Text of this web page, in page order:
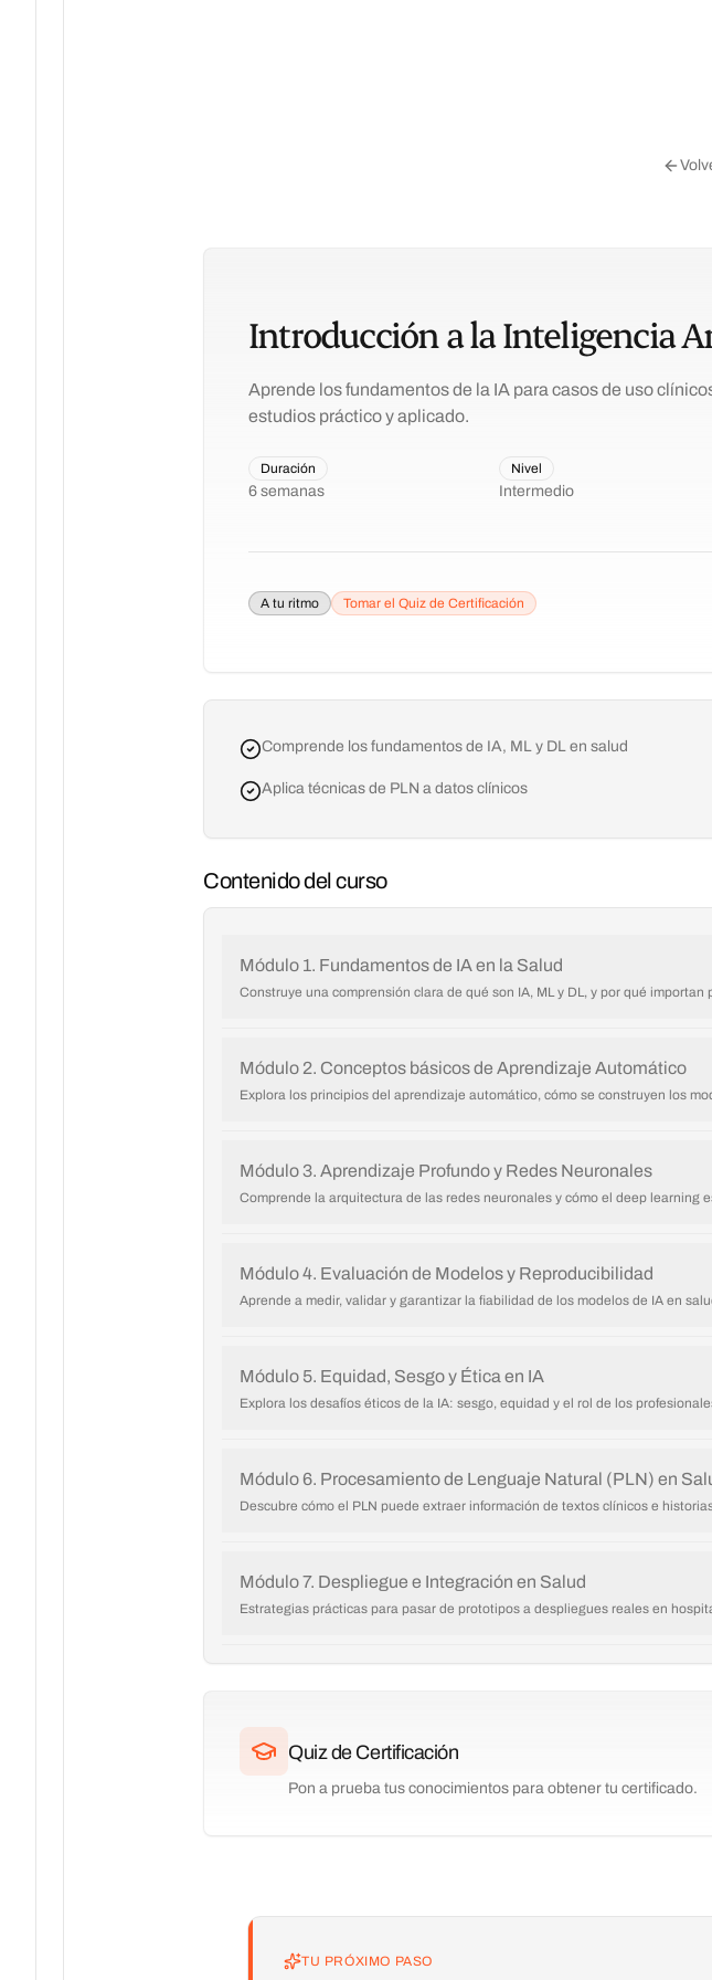
Introducción a la Inteligencia
Aprende los fundamentos de la IA para casos de uso
estudios práctico y aplicado.
Duración
6 semanas
Nivel
Intermedio
A tu ritmo Tomar el Quiz de Certificación
Comprende los fundamentos de IA, ML y DL en salud
Aplica técnicas de PLN a datos clínicos
Contenido del curso
Módulo 1. Fundamentos de IA en la Salud
Construye una comprensión clara de qué son IA, ML y DL, y por qué importan
Módulo 2. Conceptos básicos de Aprendizaje Automático
Explora los principios del aprendizaje automático, cómo se construyen los
Módulo 3. Aprendizaje Profundo y Redes Neuronales
Comprende la arquitectura de las redes neuronales y cómo el deep learning
Módulo 4. Evaluación de Modelos y Reproducibilidad
Aprende a medir, validar y garantizar la fiabilidad de los modelos de IA en
Módulo 5. Equidad, Sesgo y Ética en IA
Explora los desafíos éticos de la IA: sesgo, equidad y el rol de los
Módulo 6. Procesamiento de Lenguaje Natural (PLN) en
Descubre cómo el PLN puede extraer información de textos clínicos e
Módulo 7. Despliegue e Integración en Salud
Estrategias prácticas para pasar de prototipos a despliegues reales en
Quiz de Certificación
Pon a prueba tus conocimientos para obtener tu certificado.
TU PRÓXIMO PASO